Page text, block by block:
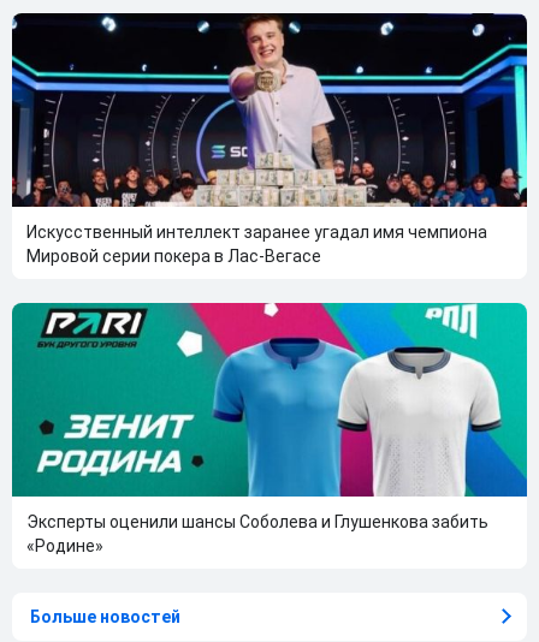
Искусственный интеллект заранее угадал имя чемпиона
Мировой серии покера в Лас-Вегасе
Эксперты оценили шансы Соболева и Глушенкова забить
«Родине»
Больше новостей